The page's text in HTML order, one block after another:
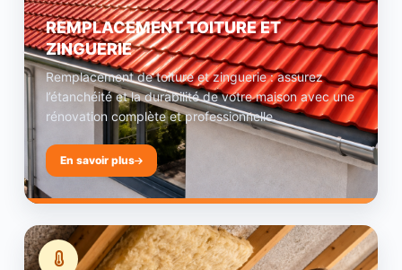
REMPLACEMENT TOITURE ET
ZINGUERIE
Remplacement de toiture et zinguerie : assurez
l’étanchéité et la durabilité de votre maison avec une
rénovation complète et professionnelle.
En savoir plus